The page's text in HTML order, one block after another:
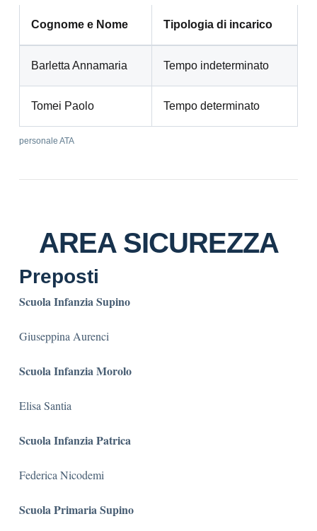
personale ATA
Cognome e Nome Tipologia di incarico
Barletta Annamaria Tempo indeterminato
Tomei Paolo Tempo determinato
AREA SICUREZZA
Preposti
Scuola Infanzia Supino
Giuseppina Aurenci
Scuola Infanzia Morolo
Elisa Santia
Scuola Infanzia Patrica
Federica Nicodemi
Scuola Primaria Supino